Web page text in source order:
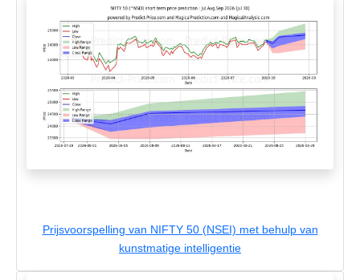
Prijsvoorspelling van NIFTY 50 (NSEI) met behulp van
kunstmatige intelligentie